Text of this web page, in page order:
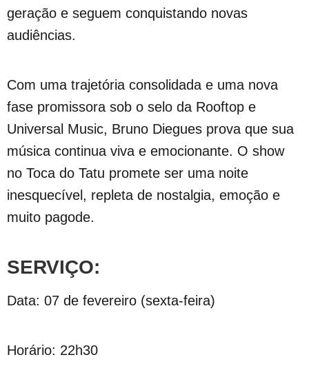
geração e seguem conquistando novas
audiências.
Com uma trajetória consolidada e uma nova
fase promissora sob o selo da Rooftop e
Universal Music, Bruno Diegues prova que sua
música continua viva e emocionante. O show
no Toca do Tatu promete ser uma noite
inesquecível, repleta de nostalgia, emoção e
muito pagode.
SERVIÇO:
Data: 07 de fevereiro (sexta-feira)
Horário: 22h30